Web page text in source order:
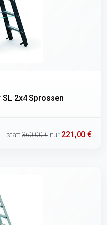
2x4 Sprossen
statt360,00 € nur 221,00 €